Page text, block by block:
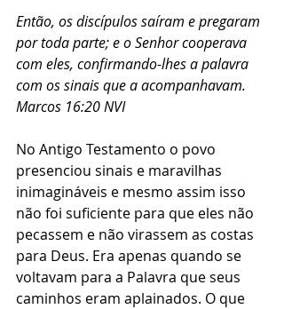
Então, os discípulos saíram e pregaram
por toda parte; e o Senhor cooperava
com eles, confirmando-lhes a palavra
com os sinais que a acompanhavam.
Marcos 16:20 NVI
No Antigo Testamento o povo
presenciou sinais e maravilhas
inimagináveis e mesmo assim isso
não foi suficiente para que eles não
pecassem e não virassem as costas
para Deus. Era apenas quando se
voltavam para a Palavra que seus
caminhos eram aplainados. O que